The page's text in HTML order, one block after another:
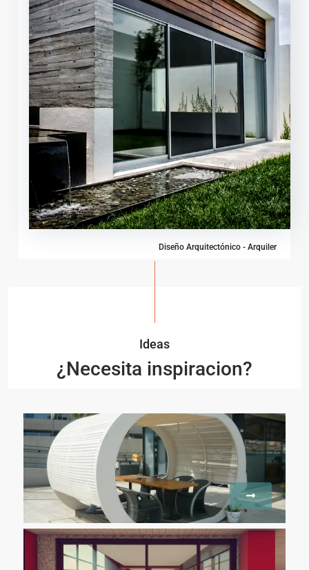
Diseño Arquitectónico - Arquiler
Ideas
¿Necesita inspiracion?